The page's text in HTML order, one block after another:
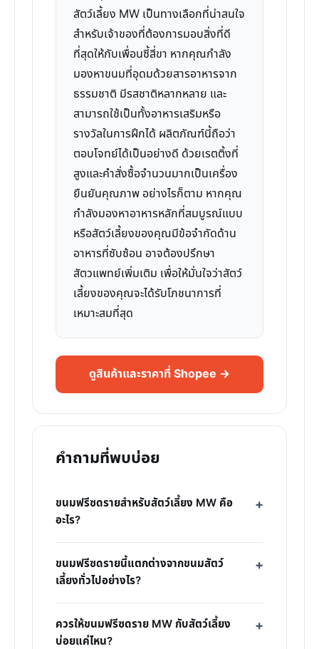
สัตว์เลี้ยง MW เป็นทางเลือกที่น่าสนใจ
สำหรับเจ้าของที่ต้องการมอบสิ่งที่ดี
ที่สุดให้กับเพื่อนซี้สี่ขา หากคุณกำลัง
มองหาขนมที่อุดมด้วยสารอาหารจาก
ธรรมชาติ มีรสชาติหลากหลาย และ
สามารถใช้เป็นทั้งอาหารเสริมหรือ
รางวัลในการฝึกได้ ผลิตภัณฑ์นี้ถือว่า
ตอบโจทย์ได้เป็นอย่างดี ด้วยเรตติ้งที่
สูงและคำสั่งซื้อจำนวนมากเป็นเครื่อง
ยืนยันคุณภาพ อย่างไรก็ตาม หากคุณ
กำลังมองหาอาหารหลักที่สมบูรณ์แบบ
หรือสัตว์เลี้ยงของคุณมีข้อจำกัดด้าน
อาหารที่ซับซ้อน อาจต้องปรึกษา
สัตวแพทย์เพิ่มเติม เพื่อให้มั่นใจว่าสัตว์
เลี้ยงของคุณจะได้รับโภชนาการที่
เหมาะสมที่สุด
ดูสินค้าและราคาที่ Shopee →
คำถามที่พบบ่อย
ขนมฟรีซดรายสำหรับสัตว์เลี้ยง MW คือ
อะไร?
ขนมฟรีซดรายนี้แตกต่างจากขนมสัตว์
เลี้ยงทั่วไปอย่างไร?
ควรให้ขนมฟรีซดราย MW กับสัตว์เลี้ยง
บ่อยแค่ไหน?